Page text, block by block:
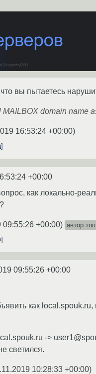
вы пытаетесь
domain name
16:53:24 +00:00)
+00:00
как локально-
09:55:26 +00:00) автор
09:55:26 +00:00
как
->
светился.
10:28:33 +00:00)